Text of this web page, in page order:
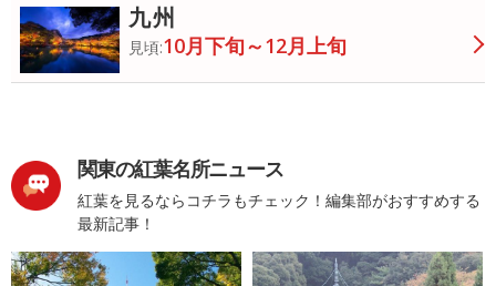
九州
見頃:10月下旬～12月上旬
関東の紅葉名所ニュース
紅葉を見るならコチラもチェック！編集部がおすすめする
最新記事！